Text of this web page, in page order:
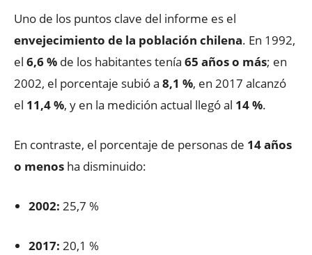
Uno de los puntos clave del informe es el
envejecimiento de la población chilena. En 1992,
el 6,6 % de los habitantes tenía 65 años o más; en
2002, el porcentaje subió a 8,1 %, en 2017 alcanzó
el 11,4 %, y en la medición actual llegó al 14 %.
En contraste, el porcentaje de personas de 14 años
o menos ha disminuido:
2002: 25,7 %
2017: 20,1 %